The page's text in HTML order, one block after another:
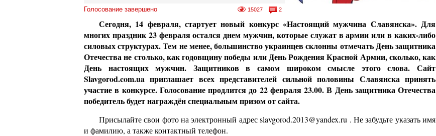
Голосование завершено 15027 2
Сегодня, 14 февраля, стартует новый конкурс «Настоящий мужчина Славянска». Для
многих праздник 23 февраля остался днем мужчин, которые служат в армии или в каких-либо
силовых структурах. Тем не менее, большинство украинцев склонны отмечать День защитника
Отечества не столько, как годовщину победы или День Рождения Красной Армии, сколько, как
День настоящих мужчин. Защитников в самом широком смысле этого слова. Сайт
Slavgorod.com.ua приглашает всех представителей сильной половины Славянска принять
участие в конкурсе. Голосование продлится до 22 февраля 23.00. В День защитника Отечества
победитель будет награждён специальным призом от сайта.
Присылайте свои фото на электронный адресslavgorod.2013@yandex.ru . Не забудьте указать имя
и фамилию, а также контактный телефон.